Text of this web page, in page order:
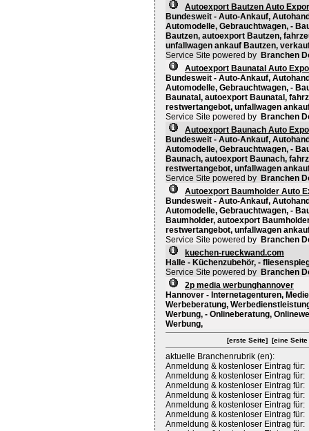
Autoexport Bautzen Auto
Bundesweit - Auto-Ankauf,
Automodelle, Gebrauchtwagen, -
Bautzen, autoexport Bautzen,
unfallwagen ankauf Bautzen,
Service Site powered by Branchen
Autoexport Baunatal Auto
Bundesweit - Auto-Ankauf,
Automodelle, Gebrauchtwagen, -
Baunatal, autoexport Baunatal,
restwertangebot, unfallwagen
Service Site powered by Branchen
Autoexport Baunach Auto
Bundesweit - Auto-Ankauf,
Automodelle, Gebrauchtwagen, -
Baunach, autoexport Baunach,
restwertangebot, unfallwagen
Service Site powered by Branchen
Autoexport Baumholder Auto
Bundesweit - Auto-Ankauf,
Automodelle, Gebrauchtwagen, -
Baumholder, autoexport
restwertangebot, unfallwagen
Service Site powered by Branchen
kuechen-rueckwand.com
Halle - Küchenzubehör, -
Service Site powered by Branchen
2p media werbunghannover
Hannover - Internetagenturen,
Werbeberatung,
Werbung, - Onlineberatung,
Werbung,
[erste Seite] [eine
aktuelle Branchenrubrik (en):
Anmeldung & kostenloser Eintrag für:
Anmeldung & kostenloser Eintrag für:
Anmeldung & kostenloser Eintrag für:
Anmeldung & kostenloser Eintrag für:
Anmeldung & kostenloser Eintrag für:
Anmeldung & kostenloser Eintrag für:
Anmeldung & kostenloser Eintrag für: